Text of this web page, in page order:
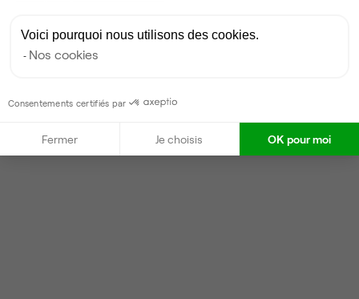
Voici pourquoi nous utilisons des cookies.
Nos cookies
Consentements certifiés par
Fermer Je choisis OK pour moi